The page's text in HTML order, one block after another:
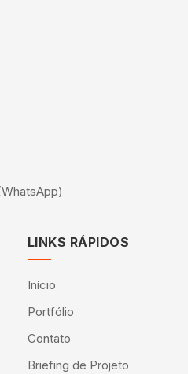
LINKS RÁPIDOS
Início
Portfólio
Contato
Briefing de Projeto